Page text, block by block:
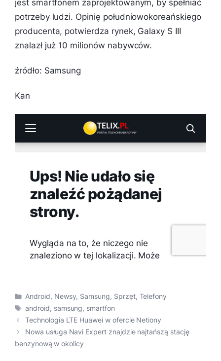
jest smartfonem zaprojektowanym, by spełniać
potrzeby ludzi. Opinię południowokoreańskiego
producenta, potwierdza rynek, Galaxy S III
znalazł już 10 milionów nabywców.
źródło: Samsung
Kan
Kategorie
Android, Newsy, Samsung, Sprzęt, Telefony
Tagi
android, samsung, smartfon
Technologia LTE Huawei w ofercie Netiony
Nowa usługa Navi Expert znajdzie najtańszą stację
benzynową w okolicy